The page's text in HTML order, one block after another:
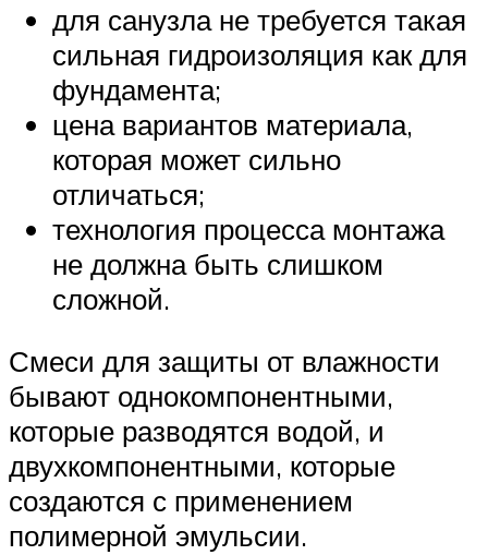
для санузла не требуется такая
сильная гидроизоляция как для
фундамента;
цена вариантов материала,
которая может сильно
отличаться;
технология процесса монтажа
не должна быть слишком
сложной.
Смеси для защиты от влажности
бывают однокомпонентными,
которые разводятся водой, и
двухкомпонентными, которые
создаются с применением
полимерной эмульсии.